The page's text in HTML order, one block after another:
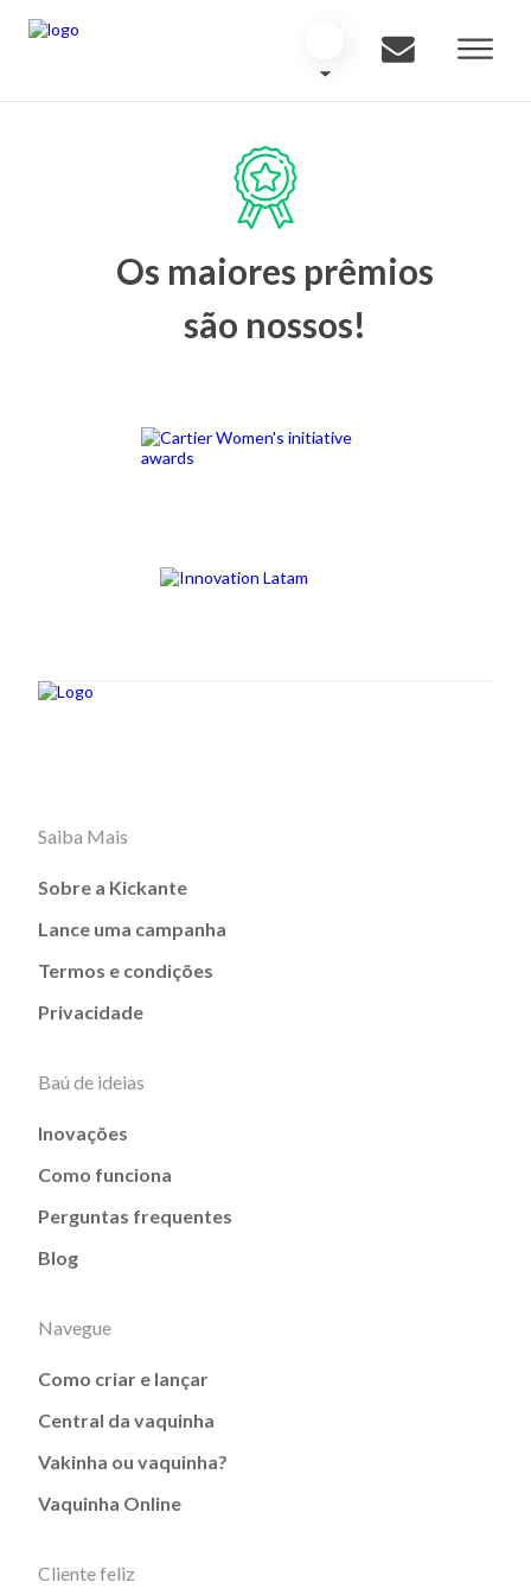
Os maiores prêmios
são nossos!
Saiba Mais
Sobre a Kickante
Lance uma campanha
Termos e condições
Privacidade
Baú de ideias
Inovações
Como funciona
Perguntas frequentes
Blog
Navegue
Como criar e lançar
Central da vaquinha
Vakinha ou vaquinha?
Vaquinha Online
Cliente feliz